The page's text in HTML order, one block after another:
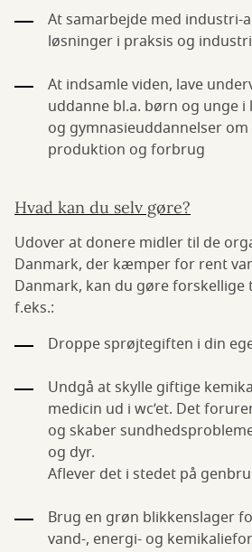
At samarbejde med
løsninger i praksis og
At indsamle viden, lave
uddanne bl.a. børn og unge
og gymnasieuddannelser
produktion og forbrug
Hvad kan du selv gøre?
Udover at donere midler til de
Danmark, der kæmper for rent
Danmark, kan du gøre forskellige
f.eks.:
Droppe sprøjtegiften i din
Undgå at skylle giftige
medicin ud i wc’et. Det
og skaber
og dyr.
Aflever det i stedet på
Brug en grøn blikkenslager
vand-, energi- og